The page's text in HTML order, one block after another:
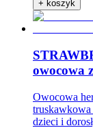
+ koszyk
owocowa
Owocowa
truskawkowa
dzieci i